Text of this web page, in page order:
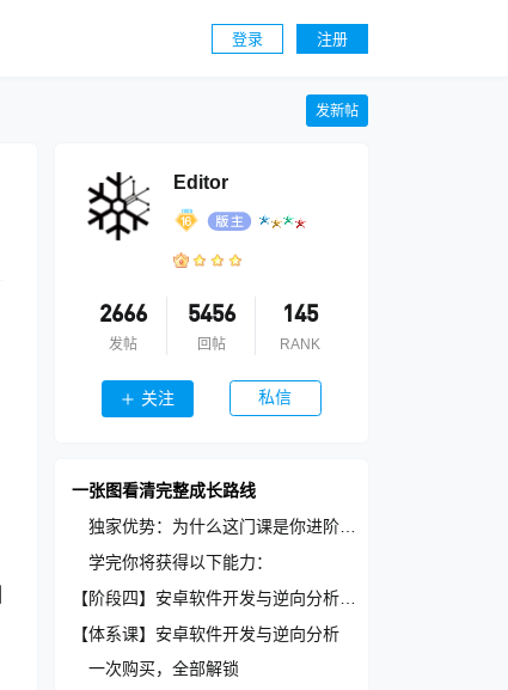
登录 注册
发新帖
Editor
2666
发帖
5456
回帖
145
RANK
关注 私信
一张图看清完整成长路线
独家优势：为什么这门课是你进阶的最优选择？
学完你将获得以下能力：
【阶段四】安卓软件开发与逆向分析（实战篇）
【体系课】安卓软件开发与逆向分析
一次购买，全部解锁